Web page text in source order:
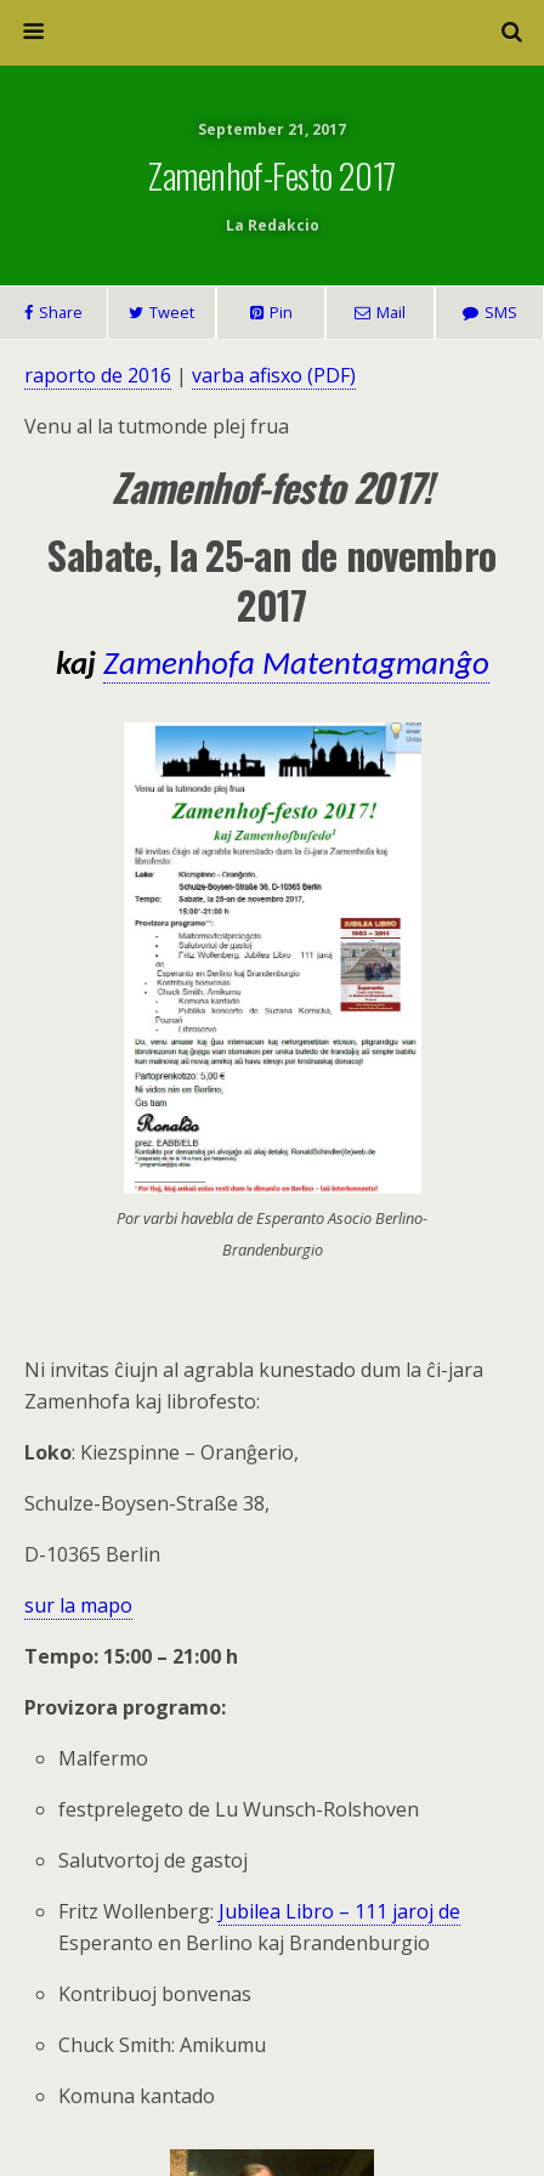
September 21, 2017
Zamenhof-Festo 2017
La Redakcio
Share Tweet Pin Mail SMS
raporto de 2016 | varba afisxo (PDF)
Venu al la tutmonde plej frua
Zamenhof-festo 2017!
Sabate, la 25-an de novembro
2017
kaj Zamenhofa Matentagmanĝo
Por varbi havebla de Esperanto Asocio Berlino-
Brandenburgio
Ni invitas ĉiujn al agrabla kunestado dum la ĉi-jara
Zamenhofa kaj librofesto:
Loko: Kiezspinne – Oranĝerio,
Schulze-Boysen-Straße 38,
D-10365 Berlin
sur la mapo
Tempo: 15:00 – 21:00 h
Provizora programo:
Malfermo
festprelegeto de Lu Wunsch-Rolshoven
Salutvortoj de gastoj
Fritz Wollenberg: Jubilea Libro – 111 jaroj de
Esperanto en Berlino kaj Brandenburgio
Kontribuoj bonvenas
Chuck Smith: Amikumu
Komuna kantado